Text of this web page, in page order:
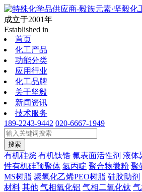
成立于2001年
Established in
首页
化工产品
功能分类
应用行业
化工品牌
关于坚毅
新闻资讯
技术服务
189-2243-9442 020-6667-1949
搜索
有机硅烷 有机钛锆 氟表面活性剂 液体
性有机硅预聚体 氮丙啶 聚合物微粉 聚
MS树脂 聚氧化乙烯PEO树脂 硅胶助剂
材料 其他 气相氧化铝 气相二氧化钛